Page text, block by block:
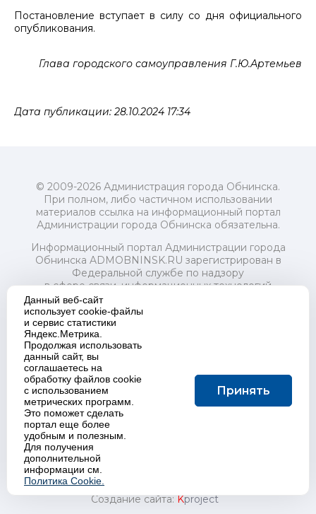
Постановление вступает в силу со дня официального
опубликования.
Глава городского самоуправления Г.Ю.Артемьев
Дата публикации: 28.10.2024 17:34
© 2009-2026 Администрация города Обнинска.
При полном, либо частичном использовании
материалов ссылка на информационный портал
Администрации города Обнинска обязательна.
Информационный портал Администрации города
Обнинска ADMOBNINSK.RU зарегистрирован в
Федеральной службе по надзору
в сфере связи, информационных технологий
и массовых коммуникаций (Роскомнадзор) 24 июля
2018 года.
Свидетельство о регистрации Эл № ФС77-73321
Учредитель: Администрация (исполнительно-
распорядительный орган) городского округа "Город
Обнинск". Главный редактор: Байкова Е.А.
Адрес электронной почты Редакции:
redactor@admobninsk.ru
Телефон Редакции: +7 (484) 395-85-85
Настоящий ресурс содержит материалы 18+
Политика в отношении обработки персональных
Создание сайта:Kproject
Данный веб-сайт
использует cookie-файлы
и сервис статистики
Яндекс.Метрика.
Продолжая использовать
данный сайт, вы
соглашаетесь на
обработку файлов cookie
с использованием
метрических программ.
Это поможет сделать
портал еще более
удобным и полезным.
Для получения
дополнительной
информации см.
Политика Cookie.
Принять